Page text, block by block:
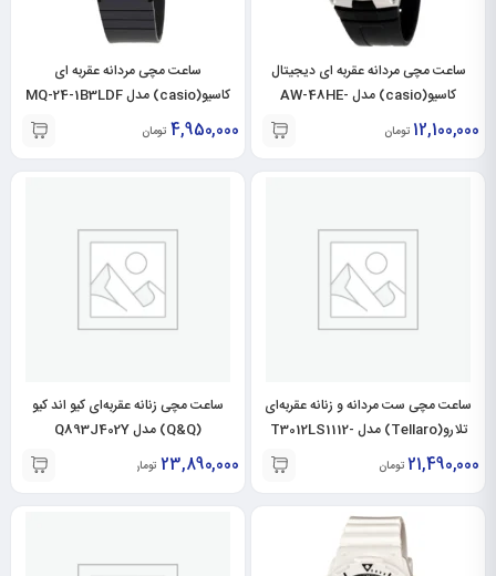
ساعت مچی مردانه عقربه ای دیجیتال
کاسیو(casio) مدل AW-48HE-
12,100,000 تومان
ساعت مچی مردانه عقربه ای
کاسیو(casio) مدل MQ-24-1B3LDF
4,950,000 تومان
ساعت مچی ست مردانه و زنانه عقربه‌ای
تلارو(Tellaro) مدل T3012LS1112-
T3012GS111221,490,000 تومان
ساعت مچی زنانه عقربه‌ای کیو اند کیو
(Q&Q) مدل Q893J402Y
23,890,000 تومان